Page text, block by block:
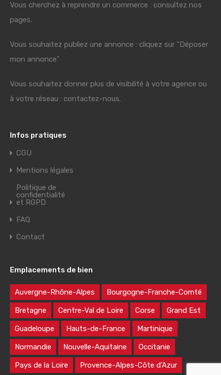
Vous cherchez à reprendre un commerce : consultez nos
pages.
Vous souhaitez publiez une annonce : cliquez sur "Déposer
mon annonce"
Vous souhaitez donner plus de visibilité à votre agence ou
à votre réseau : contactez-nous.
Infos pratiques
CGU
Mentions légales
Politique de
confidentialité
et RGPD
FAQ
Contact
Emplacements de bien
Auvergne-Rhône-Alpes Bourgogne-Franche-Comté
Bretagne Centre-Val de Loire Corse Grand Est
Guadeloupe Hauts-de-France Martinique
Normandie Nouvelle-Aquitaine Occitanie
Pays de la Loire Provence-Alpes-Côte d’Azur